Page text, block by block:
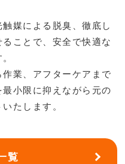
媒による脱臭、徹底し
ことで、安全で快適な
業、アフターケアまで
小限に抑えながら元の
たします。
覧